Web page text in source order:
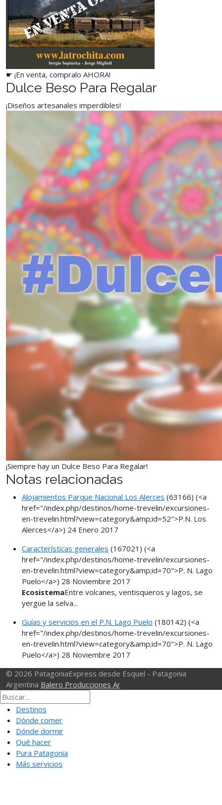
☛ ¡En venta, compralo AHORA!
Dulce Beso Para Regalar
¡Diseños artesanales imperdibles!
¡Siempre hay un Dulce Beso Para Regalar!
Notas relacionadas
Alojamientos Parque Nacional Los Alerces (63166) (<a
href="/index.php/destinos/home-trevelin/excursiones-
en-trevelin.html?view=category&amp;id=52">P.N. Los
Alerces</a>) 24 Enero 2017
Características generales (167021) (<a
href="/index.php/destinos/home-trevelin/excursiones-
en-trevelin.html?view=category&amp;id=70">P. N. Lago
Puelo</a>) 28 Noviembre 2017
EcosistemaEntre volcanes, ventisqueros y lagos, se
yergue la selva...
Guías y servicios en el P.N. Lago Puelo (180142) (<a
href="/index.php/destinos/home-trevelin/excursiones-
en-trevelin.html?view=category&amp;id=70">P. N. Lago
Puelo</a>) 28 Noviembre 2017
© 2026 PatagoniaExpress desde Esquel - Patagonia
Argentina Balero Producciones Ar
Destinos
Dónde comer
Dónde dormir
Qué hacer
Pura Patagonia
Más servicios